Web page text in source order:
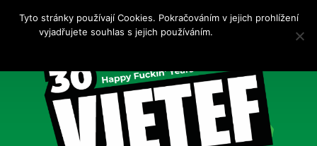
Tyto stránky používají Cookies. Pokračováním v jejich prohlížení
vyjadřujete souhlas s jejich používáním.